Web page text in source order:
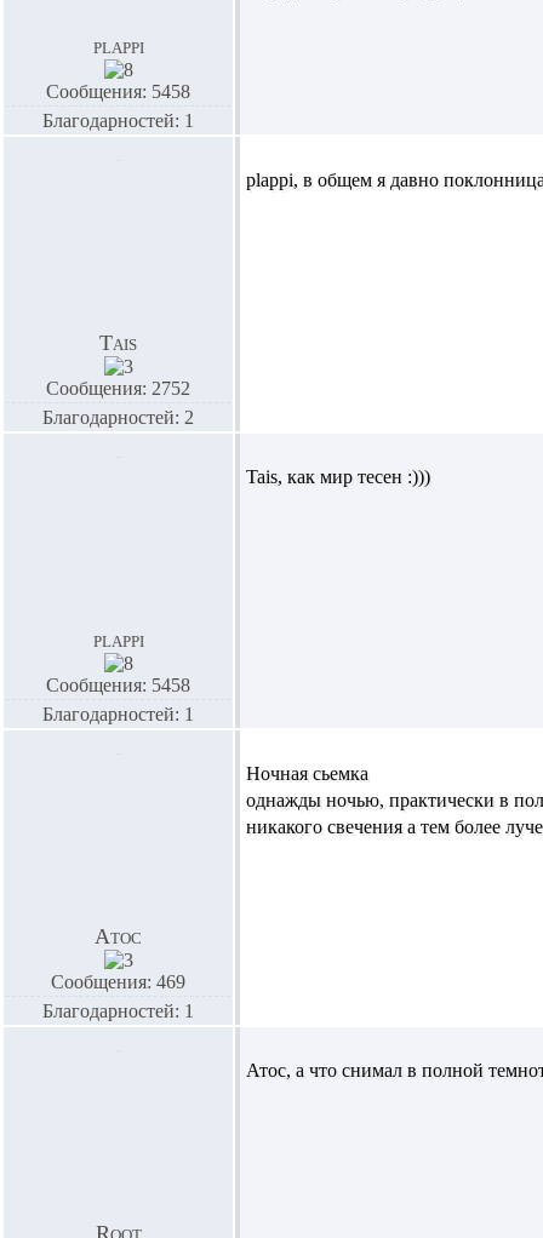
plappi
Сообщения: 5458
Благодарностей: 1
Tais
Сообщения: 2752
Благодарностей: 2
plappi, в общем я давно
plappi
Сообщения: 5458
Благодарностей: 1
Tais, как мир тесен :)))
Атос
Сообщения: 469
Благодарностей: 1
Ночная сьемка
однажды ночью, практически в
никакого свечения а тем более
Root
Атос, а что снимал в полной